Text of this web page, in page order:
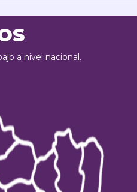
a nivel nacional.